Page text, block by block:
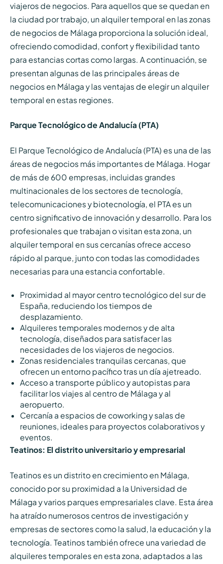
viajeros de negocios. Para aquellos que se quedan en
la ciudad por trabajo, un alquiler temporal en las zonas
de negocios de Málaga proporciona la solución ideal,
ofreciendo comodidad, confort y flexibilidad tanto
para estancias cortas como largas. A continuación, se
presentan algunas de las principales áreas de
negocios en Málaga y las ventajas de elegir un alquiler
temporal en estas regiones.
Parque Tecnológico de Andalucía (PTA)
El Parque Tecnológico de Andalucía (PTA) es una de las
áreas de negocios más importantes de Málaga. Hogar
de más de 600 empresas, incluidas grandes
multinacionales de los sectores de tecnología,
telecomunicaciones y biotecnología, el PTA es un
centro significativo de innovación y desarrollo. Para los
profesionales que trabajan o visitan esta zona, un
alquiler temporal en sus cercanías ofrece acceso
rápido al parque, junto con todas las comodidades
necesarias para una estancia confortable.
Proximidad al mayor centro tecnológico del sur de
España, reduciendo los tiempos de
desplazamiento.
Alquileres temporales modernos y de alta
tecnología, diseñados para satisfacer las
necesidades de los viajeros de negocios.
Zonas residenciales tranquilas cercanas, que
ofrecen un entorno pacífico tras un día ajetreado.
Acceso a transporte público y autopistas para
facilitar los viajes al centro de Málaga y al
aeropuerto.
Cercanía a espacios de coworking y salas de
reuniones, ideales para proyectos colaborativos y
eventos.
Teatinos: El distrito universitario y empresarial
Teatinos es un distrito en crecimiento en Málaga,
conocido por su proximidad a la Universidad de
Málaga y varios parques empresariales clave. Esta área
ha atraído numerosos centros de investigación y
empresas de sectores como la salud, la educación y la
tecnología. Teatinos también ofrece una variedad de
alquileres temporales en esta zona, adaptados a las